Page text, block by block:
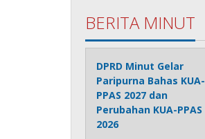
BERITA MINUT
DPRD Minut Gelar
Paripurna Bahas KUA-
PPAS 2027 dan
Perubahan KUA-PPAS
2026